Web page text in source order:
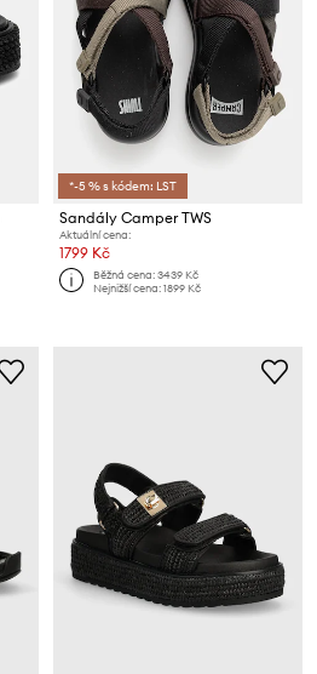
*-5 % s kódem: LST
Sandály Camper TWS
Aktuální cena:
1799 Kč
Běžná cena:3439 Kč
Nejnižší cena:1899 Kč